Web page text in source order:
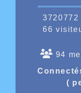
3720772
66
94
(